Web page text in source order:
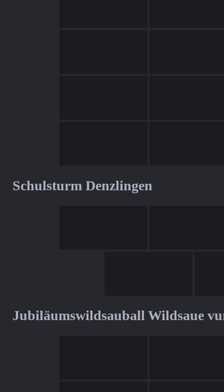
Schulsturm Denzlingen
Jubiläumswildsauball Wildsaue